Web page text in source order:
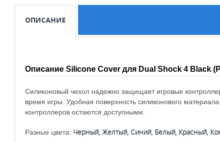
ОПИСАНИЕ
Описание Silicone Cover для Dual Shock 4 Black
Силиконовый чехол надежно защищает игровые
время игры. Удобная поверхность силиконового
контроллеров остаются доступными.
Разные цвета: Черный, Желтый, Синий, Белый, Красный,